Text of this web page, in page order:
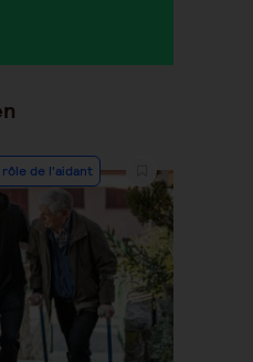
rôle de l'aidant